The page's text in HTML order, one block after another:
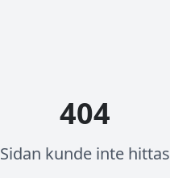
404
Sidan kunde inte hittas